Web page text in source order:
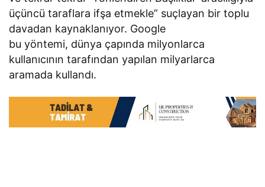
üçüncü taraflara ifşa etmekle” suçlayan bir toplu
davadan kaynaklanıyor. Google
bu yöntemi, dünya çapında milyonlarca
kullanıcının tarafından yapılan milyarlarca
aramada kullandı.